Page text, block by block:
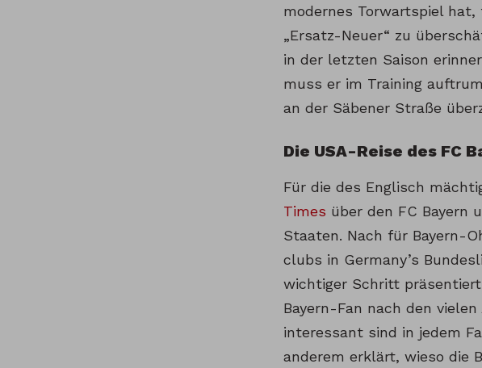
modernes Torwartspiel
„Ersatz-Neuer“ zu
in der letzten Saison
muss er im Training
an der Säbener Straße
Die USA-Reise des FC
Für die des Englisch
Times über den FC Bayern
Staaten. Nach für Bayern-
clubs in Germany’s
wichtiger Schritt
Bayern-Fan nach den
interessant sind in jedem
anderem erklärt, wieso die